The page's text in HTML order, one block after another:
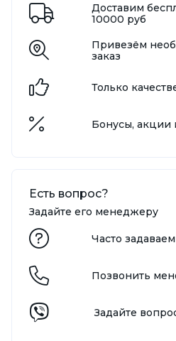
Доставим
10000 руб
Привезём
заказ
Только
Бонусы, акции
Есть вопрос?
Задайте его менеджеру
Часто
Позвонить
Задайте